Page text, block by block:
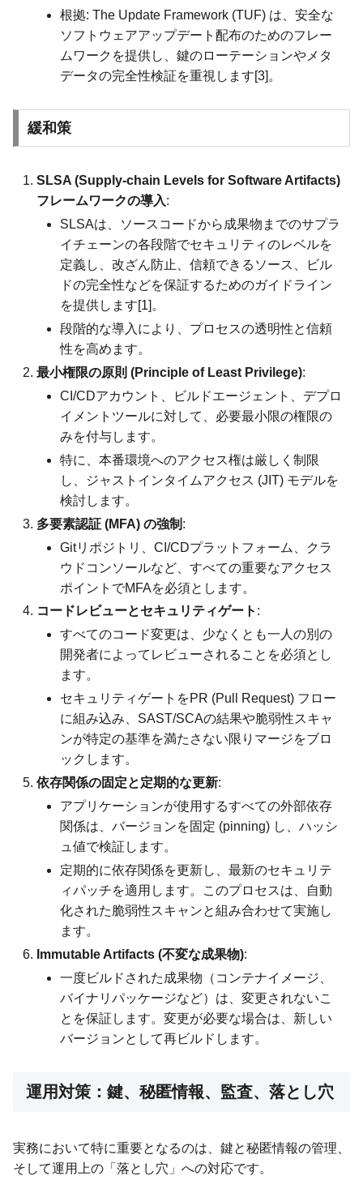
根拠: The Update Framework (TUF) は、安全な
ソフトウェアアップデート配布のためのフレー
ムワークを提供し、鍵のローテーションやメタ
データの完全性検証を重視します[3]。
緩和策
SLSA (Supply-chain Levels for Software Artifacts)
フレームワークの導入:
SLSAは、ソースコードから成果物までのサプラ
イチェーンの各段階でセキュリティのレベルを
定義し、改ざん防止、信頼できるソース、ビル
ドの完全性などを保証するためのガイドライン
を提供します[1]。
段階的な導入により、プロセスの透明性と信頼
性を高めます。
最小権限の原則 (Principle of Least Privilege):
CI/CDアカウント、ビルドエージェント、デプロ
イメントツールに対して、必要最小限の権限の
みを付与します。
特に、本番環境へのアクセス権は厳しく制限
し、ジャストインタイムアクセス (JIT) モデルを
検討します。
多要素認証 (MFA) の強制 :
Gitリポジトリ、CI/CDプラットフォーム、クラ
ウドコンソールなど、すべての重要なアクセス
ポイントでMFAを必須とします。
コードレビューとセキュリティゲート :
すべてのコード変更は、少なくとも一人の別の
開発者によってレビューされることを必須とし
ます。
セキュリティゲートをPR (Pull Request) フロー
に組み込み、SAST/SCAの結果や脆弱性スキャ
ンが特定の基準を満たさない限りマージをブロ
ックします。
依存関係の固定と定期的な更新:
アプリケーションが使用するすべての外部依存
関係は、バージョンを固定 (pinning) し、ハッシ
ュ値で検証します。
定期的に依存関係を更新し、最新のセキュリテ
ィパッチを適用します。このプロセスは、自動
化された脆弱性スキャンと組み合わせて実施し
ます。
Immutable Artifacts (不変な成果物):
一度ビルドされた成果物（コンテナイメージ、
バイナリパッケージなど）は、変更されないこ
とを保証します。変更が必要な場合は、新しい
バージョンとして再ビルドします。
運用対策：鍵、秘匿情報、監査、落とし穴
実務において特に重要となるのは、鍵と秘匿情報の管理、
そして運用上の「落とし穴」への対応です。